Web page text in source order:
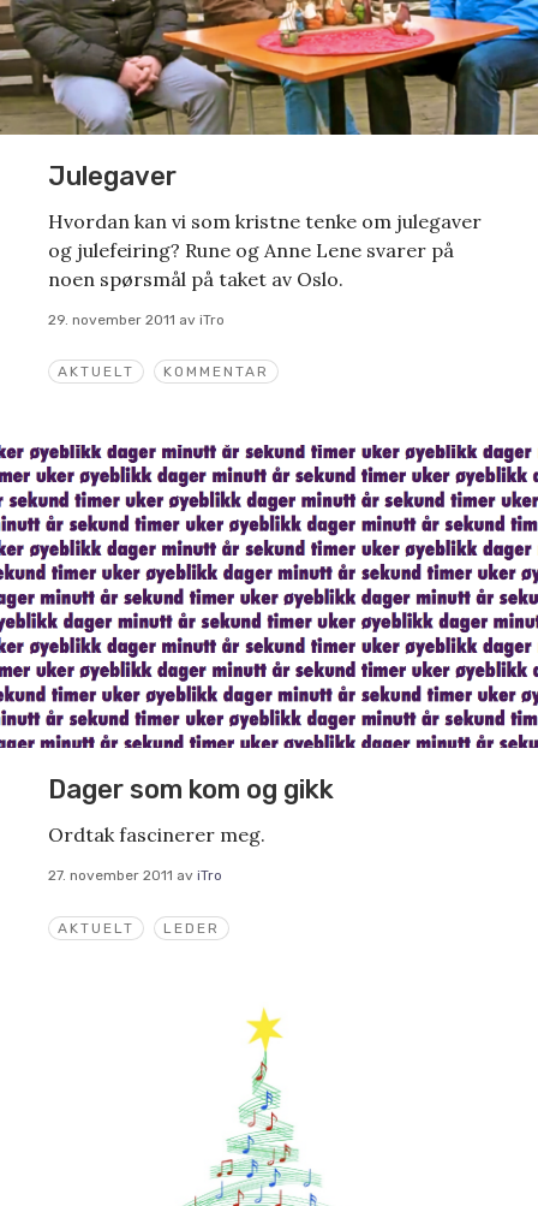
AKTUELT KOMMENTAR
Julegaver
Hvordan kan vi som kristne tenke om julegaver
og julefeiring? Rune og Anne Lene svarer på
noen spørsmål på taket av Oslo.
29. november 2011 av iTro
AKTUELT LEDER
Dager som kom og gikk
Ordtak fascinerer meg.
27. november 2011 av iTro